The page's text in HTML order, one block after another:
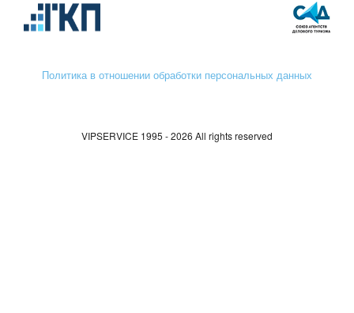
Политика в отношении обработки персональных данных
VIPSERVICE 1995 - 2026 All rights reserved